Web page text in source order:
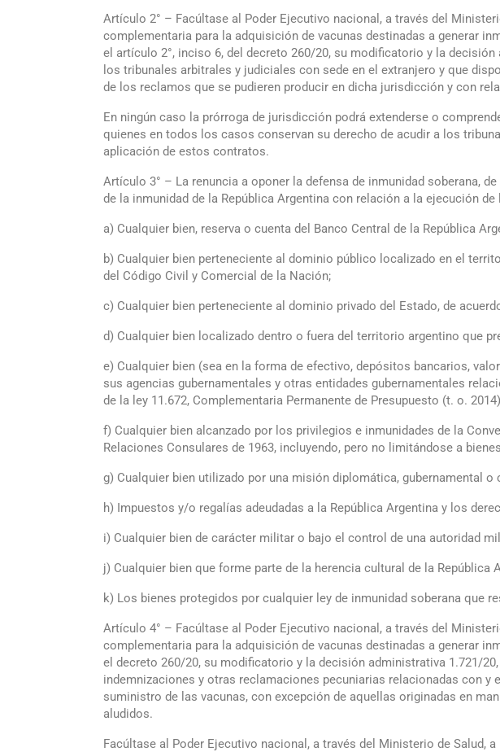
Artículo 2° – Facúltase al Poder Ejecutivo nacional, a través del
complementaria para la adquisición de vacunas destinadas a generar
el artículo 2°, inciso 6, del decreto 260/20, su modificatorio y la
los tribunales arbitrales y judiciales con sede en el extranjero y que
de los reclamos que se pudieren producir en dicha jurisdicción y con
En ningún caso la prórroga de jurisdicción podrá extenderse o
quienes en todos los casos conservan su derecho de acudir a los
aplicación de estos contratos.
Artículo 3° – La renuncia a oponer la defensa de inmunidad soberana,
de la inmunidad de la República Argentina con relación a la ejecución
a) Cualquier bien, reserva o cuenta del Banco Central de la República
b) Cualquier bien perteneciente al dominio público localizado en el
del Código Civil y Comercial de la Nación;
c) Cualquier bien perteneciente al dominio privado del Estado, de
d) Cualquier bien localizado dentro o fuera del territorio argentino que
e) Cualquier bien (sea en la forma de efectivo, depósitos bancarios,
sus agencias gubernamentales y otras entidades gubernamentales
de la ley 11.672, Complementaria Permanente de Presupuesto (t. o.
f) Cualquier bien alcanzado por los privilegios e inmunidades de la
Relaciones Consulares de 1963, incluyendo, pero no limitándose a
g) Cualquier bien utilizado por una misión diplomática, gubernamental o
h) Impuestos y/o regalías adeudadas a la República Argentina y los
i) Cualquier bien de carácter militar o bajo el control de una autoridad
j) Cualquier bien que forme parte de la herencia cultural de la República
k) Los bienes protegidos por cualquier ley de inmunidad soberana que
Artículo 4° – Facúltase al Poder Ejecutivo nacional, a través del
complementaria para la adquisición de vacunas destinadas a generar
el decreto 260/20, su modificatorio y la decisión administrativa 1.721/
indemnizaciones y otras reclamaciones pecuniarias relacionadas con
suministro de las vacunas, con excepción de aquellas originadas en
aludidos.
Facúltase al Poder Ejecutivo nacional, a través del Ministerio de